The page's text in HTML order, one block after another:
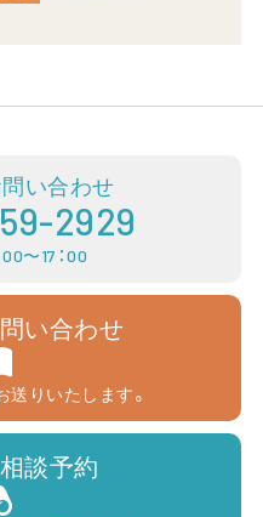
い合わせ
2929
〜17：00
い合わせ
りいたします。
談予約